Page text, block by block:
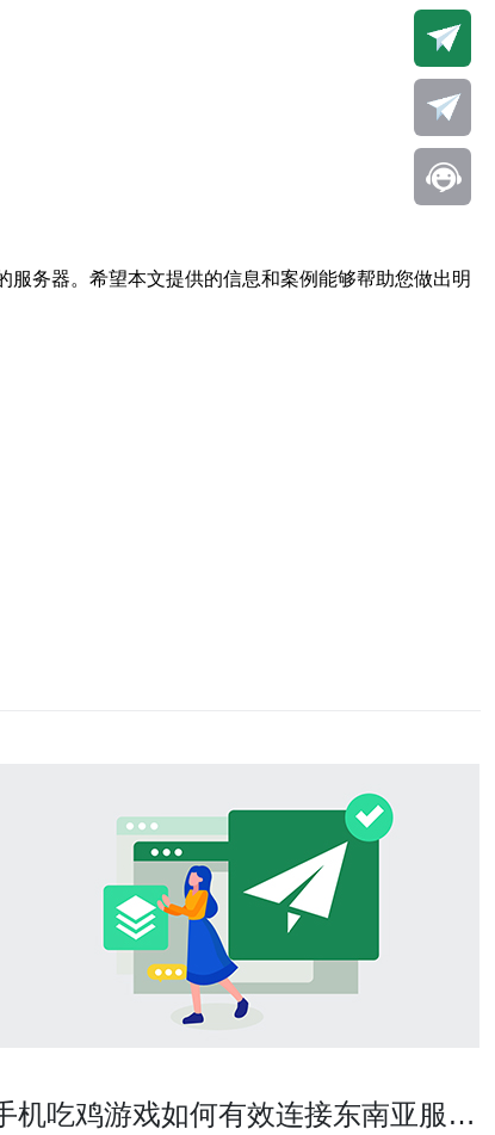
务器。希望本文提供的信息和案例能够帮助您做出明
机吃鸡游戏如何有效连接东南亚服务